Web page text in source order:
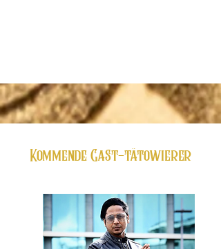
Kommende Gast-tätowierer